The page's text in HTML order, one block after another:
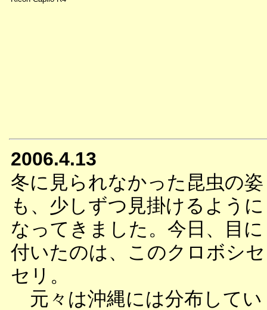
2006.4.13
冬に見られなかった昆虫の姿
も、少しずつ見掛けるように
なってきました。今日、目に
付いたのは、このクロボシセ
セリ。
元々は沖縄には分布してい